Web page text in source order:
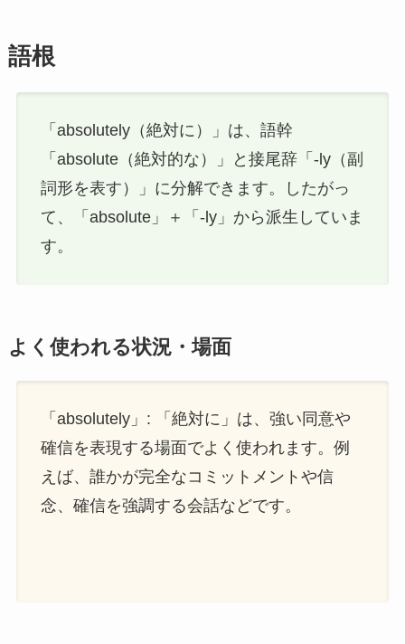
語根
「absolutely（絶対に）」は、語幹
「absolute（絶対的な）」と接尾辞「-ly（副
詞形を表す）」に分解できます。したがっ
て、「absolute」＋「-ly」から派生していま
す。
よく使われる状況・場面
「absolutely」: 「絶対に」は、強い同意や
確信を表現する場面でよく使われます。例
えば、誰かが完全なコミットメントや信
念、確信を強調する会話などです。